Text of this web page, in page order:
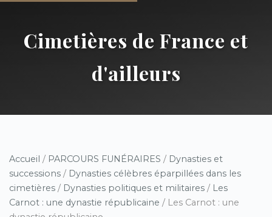
Cimetières de France et
d'ailleurs
Accueil / PARCOURS FUNÉRAIRES / Dynasties et
successions / Dynasties célèbres éparpillées dans les
cimetières / Dynasties politiques et militaires / Les
Carnot : une dynastie républicaine / Les Carnot : une